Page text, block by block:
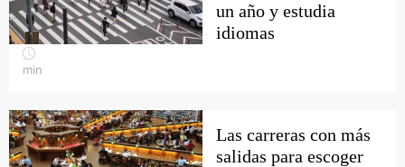
un año y estudia
idiomas
min
Las carreras con más
salidas para escoger